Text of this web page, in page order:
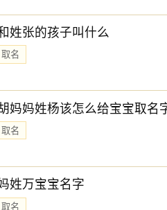
姓张的孩子叫什么
取名
妈妈姓杨该怎么给宝宝取名
取名
姓万宝宝名字
取名